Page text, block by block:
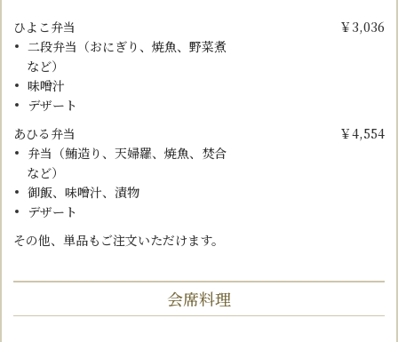
ひよこ弁当
二段弁当（おにぎり、焼魚、野菜煮
など）
味噌汁
デザート
￥3,036
あひる弁当
弁当（鮪造り、天婦羅、焼魚、焚合
など）
御飯、味噌汁、漬物
デザート
￥4,554
その他、単品もご注文いただけます。
会席料理